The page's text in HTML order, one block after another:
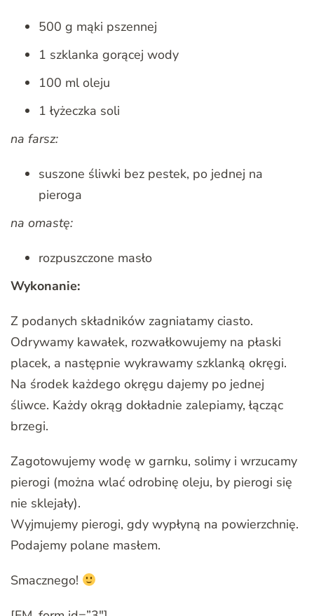
500 g mąki pszennej
1 szklanka gorącej wody
100 ml oleju
1 łyżeczka soli
na farsz:
suszone śliwki bez pestek, po jednej na
pieroga
na omastę:
rozpuszczone masło
Wykonanie:
Z podanych składników zagniatamy ciasto.
Odrywamy kawałek, rozwałkowujemy na płaski
placek, a następnie wykrawamy szklanką okręgi.
Na środek każdego okręgu dajemy po jednej
śliwce. Każdy okrąg dokładnie zalepiamy, łącząc
brzegi.
Zagotowujemy wodę w garnku, solimy i wrzucamy
pierogi (można wlać odrobinę oleju, by pierogi się
nie sklejały).
Wyjmujemy pierogi, gdy wypłyną na powierzchnię.
Podajemy polane masłem.
Smacznego!